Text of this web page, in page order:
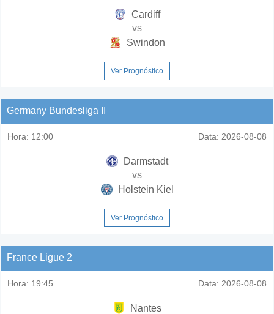
Cardiff
vs
Swindon
Ver Prognóstico
Germany Bundesliga II
Hora: 12:00 Data: 2026-08-08
Darmstadt
vs
Holstein Kiel
Ver Prognóstico
France Ligue 2
Hora: 19:45 Data: 2026-08-08
Nantes